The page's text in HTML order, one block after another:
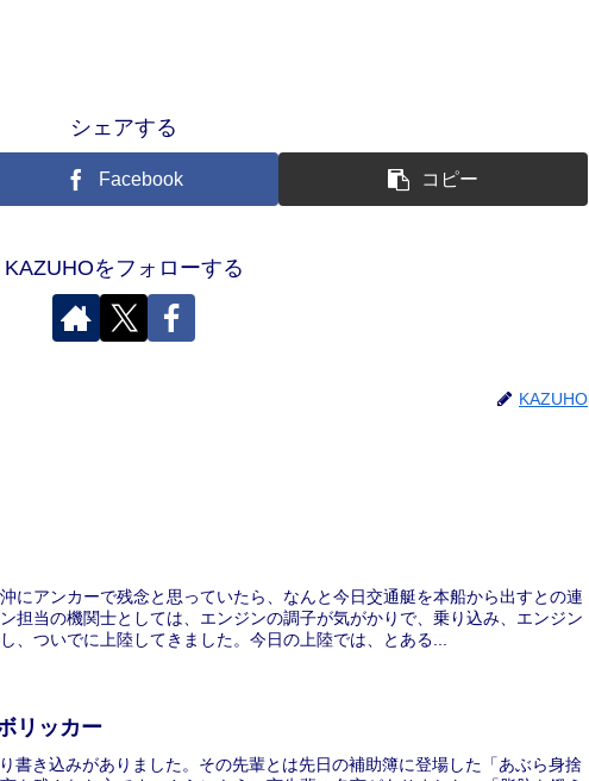
シェアする
Facebook コピー
KAZUHOをフォローする
KAZUHO
にアンカーで残念と思っていたら、なんと今日交通艇を本船から出すとの連
担当の機関士としては、エンジンの調子が気がかりで、乗り込み、エンジン
、ついでに上陸してきました。今日の上陸では、とある...
リッカー
書き込みがありました。その先輩とは先日の補助簿に登場した「あぶら身捨